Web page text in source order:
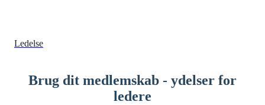
Ledelse
Brug dit medlemskab - ydelser for
ledere